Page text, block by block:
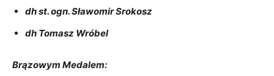
dh st. ogn. Sławomir Srokosz
dh Tomasz Wróbel
Brązowym Medalem: